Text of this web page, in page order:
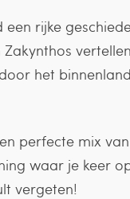
rijke
het
perfecte mix
waar je keer
vergeten!